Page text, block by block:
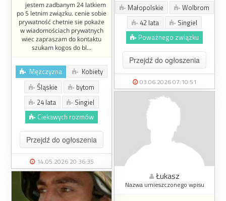
Małopolskie
Wolbrom
42 lata
Singiel
Poważnego związku
Przejdź do ogłoszenia
03.06.2026 07:10:51
jestem zadbanym 24 latkiem
po 5 letnim związku. cenie sobie
prywatność chetnie sie pokaże
w wiadomościach prywatnych
wiec zapraszam do kontaktu
szukam kogos do bl...
Mężczyzna
Kobiety
Śląskie
bytom
24 lata
Singiel
Ciekawych rozmów
Przejdź do ogłoszenia
14.05.2026 20:36:35
Łukasz
Nazwa umieszczonego wpisu